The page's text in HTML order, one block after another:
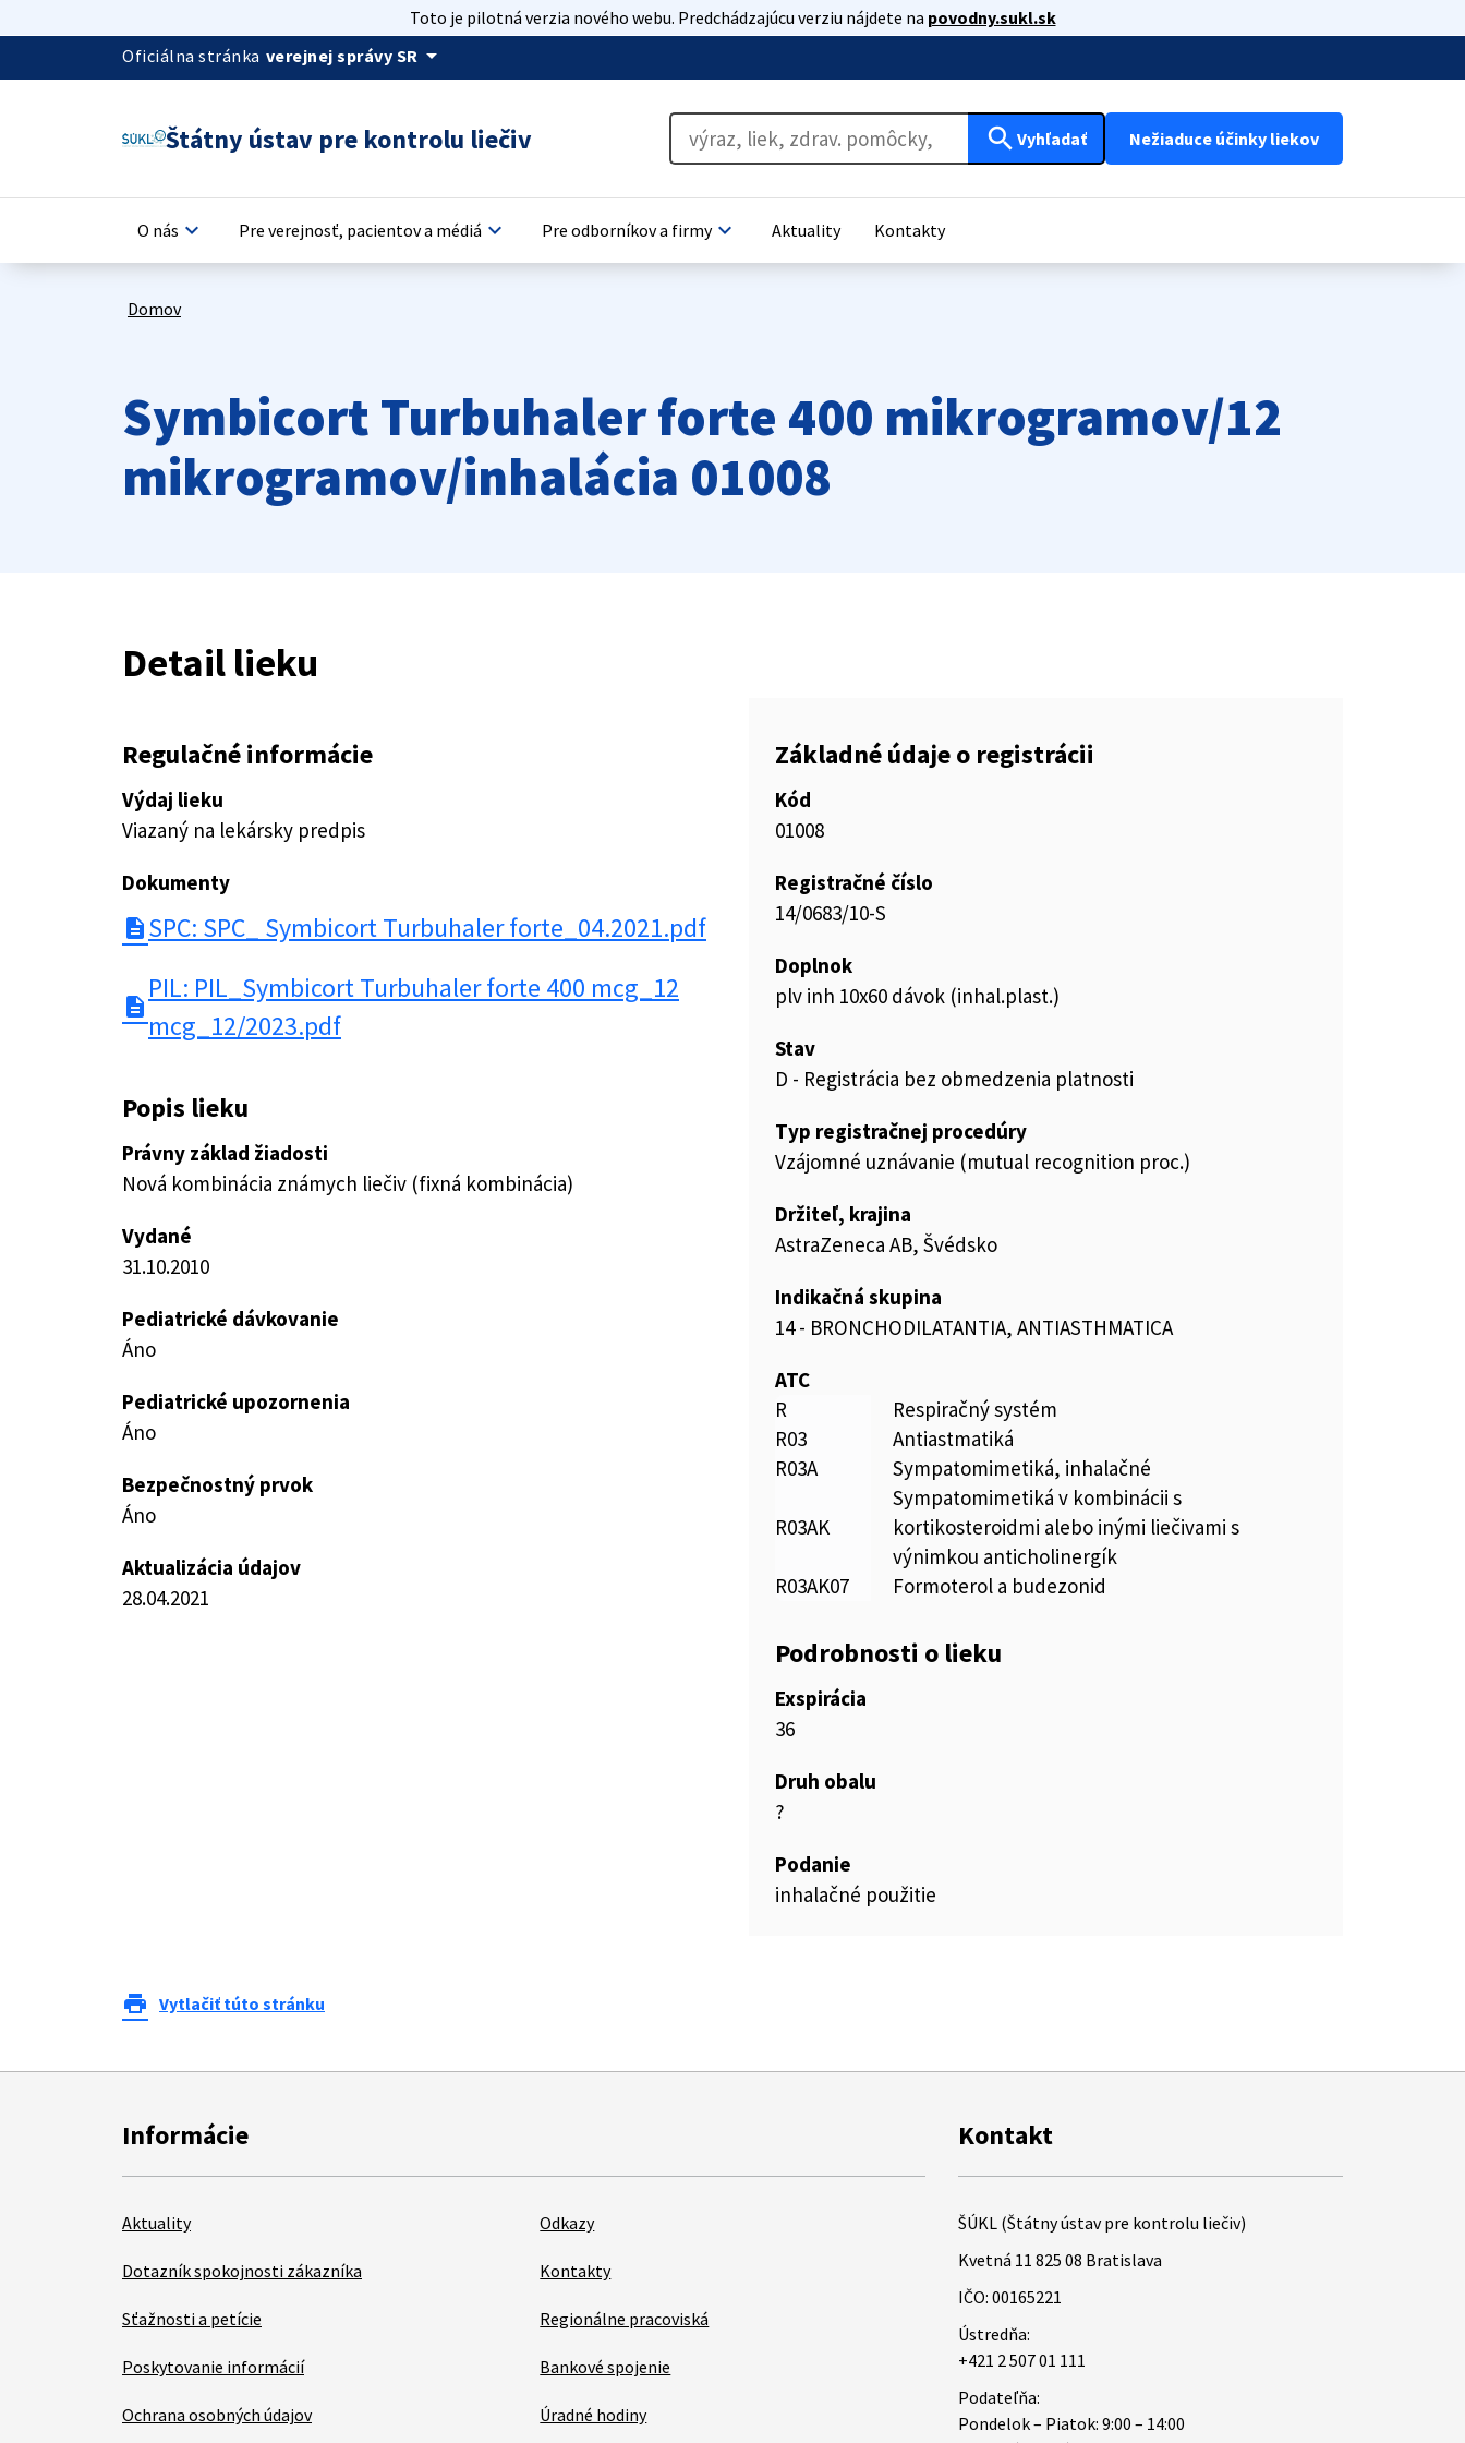
Toto je pilotná verzia nového webu. Predchádzajúcu verziu nájdete na povodny.sukl.sk
Oficiálna stránka verejnej správy SR arrow_drop_down
Štátny ústav pre kontrolu liečiv search Vyhľadať Nežiaduce účinky liekov
O nás keyboard_arrow_down Pre verejnosť, pacientov a médiá keyboard_arrow_down Pre odborníkov a firmykeyboard_arrow_down Aktuality Kontakty
Domov
Symbicort Turbuhaler forte 400 mikrogramov/12
mikrogramov/inhalácia 01008
Detail lieku
Regulačné informácie
Výdaj lieku
Viazaný na lekársky predpis
Dokumenty
description SPC: SPC_ Symbicort Turbuhaler forte_04.2021.pdf
description
PIL: PIL_Symbicort Turbuhaler forte 400 mcg_12
mcg_12/2023.pdf
Popis lieku
Právny základ žiadosti
Nová kombinácia známych liečiv (fixná kombinácia)
Vydané
31.10.2010
Pediatrické dávkovanie
Áno
Pediatrické upozornenia
Áno
Bezpečnostný prvok
Áno
Aktualizácia údajov
28.04.2021
Základné údaje o registrácii
Kód
01008
Registračné číslo
14/0683/10-S
Doplnok
plv inh 10x60 dávok (inhal.plast.)
Stav
D - Registrácia bez obmedzenia platnosti
Typ registračnej procedúry
Vzájomné uznávanie (mutual recognition proc.)
Držiteľ, krajina
AstraZeneca AB, Švédsko
Indikačná skupina
14 - BRONCHODILATANTIA, ANTIASTHMATICA
ATC
R
Respiračný systém
R03
Antiastmatiká
R03A
Sympatomimetiká, inhalačné
R03AK
Sympatomimetiká v kombinácii s
kortikosteroidmi alebo inými liečivami s
výnimkou anticholinergík
R03AK07
Formoterol a budezonid
Podrobnosti o lieku
Exspirácia
36
Druh obalu
?
Podanie
inhalačné použitie
print Vytlačiť túto stránku
Informácie
Aktuality
Dotazník spokojnosti zákazníka
Sťažnosti a petície
Poskytovanie informácií
Ochrana osobných údajov
Odkazy
Kontakty
Regionálne pracoviská
Bankové spojenie
Úradné hodiny
Kontakt
ŠÚKL (Štátny ústav pre kontrolu liečiv)
Kvetná 11 825 08 Bratislava
IČO: 00165221
Ústredňa:
+421 2 507 01 111
Podateľňa:
Pondelok – Piatok: 9:00 – 14:00